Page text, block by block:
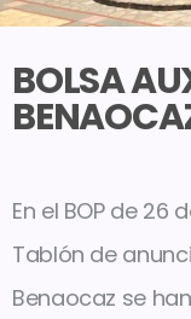
BOLSA
En el BOP de 26
Tablón de
Benaocaz se